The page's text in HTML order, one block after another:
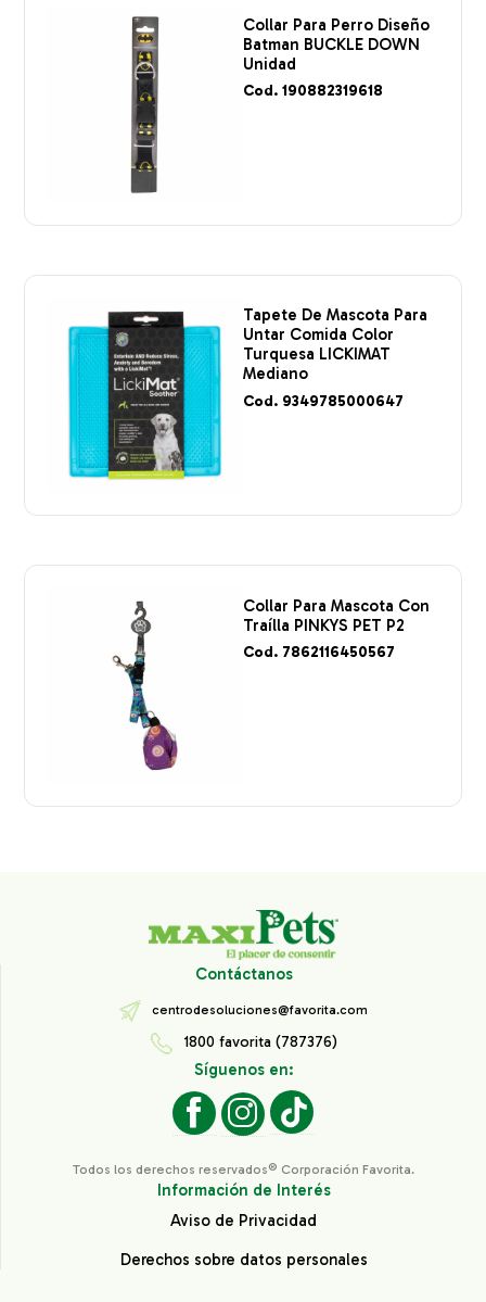
Collar Para Perro Diseño
Batman BUCKLE DOWN
Unidad
Cod. 190882319618
Tapete De Mascota Para
Untar Comida Color
Turquesa LICKIMAT
Mediano
Cod. 9349785000647
Collar Para Mascota Con
Traílla PINKYS PET P2
Cod. 7862116450567
Contáctanos
centrodesoluciones@favorita.com
1800 favorita (787376)
Síguenos en:
Todos los derechos reservados® Corporación Favorita.
Información de Interés
Aviso de Privacidad
Derechos sobre datos personales